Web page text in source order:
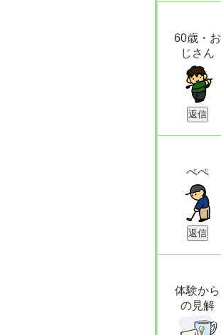
60歳・お
じさん
ぺぺ
体験から
の見解